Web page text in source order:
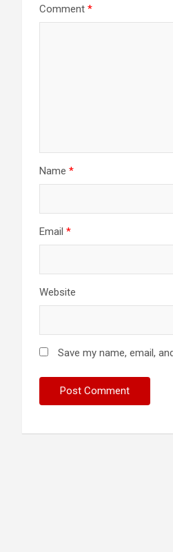
Comment *
Name *
Email *
Website
Save my name, email,